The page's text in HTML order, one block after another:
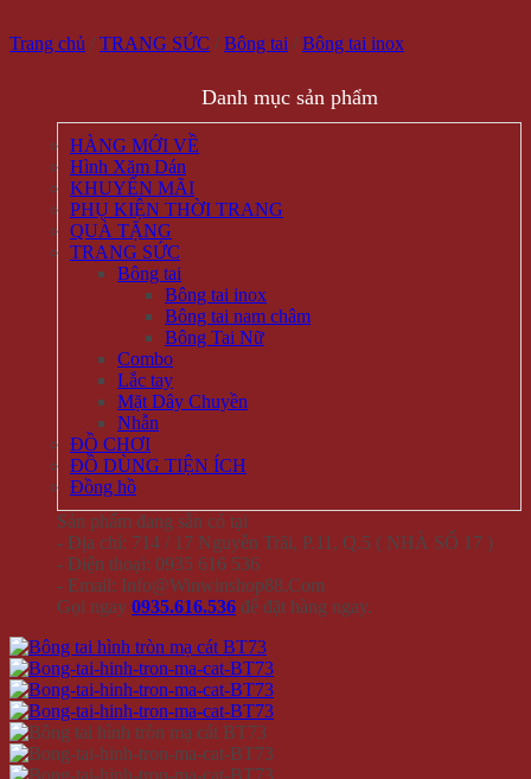
Trang chủ / TRANG SỨC / Bông tai / Bông tai inox
Danh mục sản phẩm
HÀNG MỚI VỀ
Hình Xăm Dán
KHUYẾN MÃI
PHỤ KIỆN THỜI TRANG
QUÀ TẶNG
TRANG SỨC
Bông tai
Bông tai inox
Bông tai nam châm
Bông Tai Nữ
Combo
Lắc tay
Mặt Dây Chuyền
Nhẫn
ĐỒ CHƠI
ĐỒ DÙNG TIỆN ÍCH
Đồng hồ
Sản phẩm đang sẵn có tại
- Địa chỉ: 714 / 17 Nguyễn Trãi, P.11, Q.5 ( NHÀ SỐ 17 )
- Điện thoại: 0935 616 536
- Email: Info@Winwinshop88.Com
Gọi ngay 0935.616.536 để đặt hàng ngay.